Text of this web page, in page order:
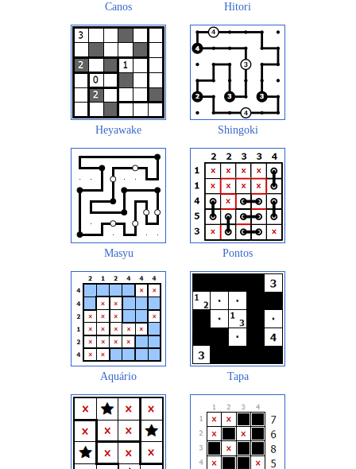
Canos Hitori
Heyawake Shingoki
Masyu Pontos
Aquário Tapa